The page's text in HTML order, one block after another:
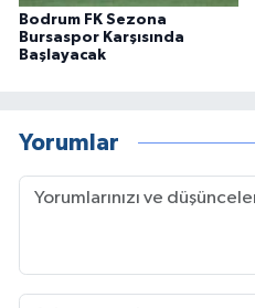
Bodrum FK Sezona
Bursaspor Karşısında
Başlayacak
Yorumlar